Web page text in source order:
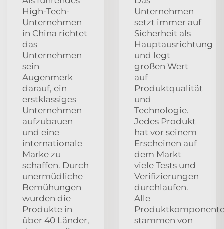
High-Tech-
Unternehmen
in China richtet
das
Unternehmen
sein
Augenmerk
darauf, ein
erstklassiges
Unternehmen
aufzubauen
und eine
internationale
Marke zu
schaffen. Durch
unermüdliche
Bemühungen
wurden die
Produkte in
über 40 Länder,
Unternehmen
setzt immer auf
Sicherheit als
Hauptausrichtung
und legt
großen Wert
auf
Produktqualität
und
Technologie.
Jedes Produkt
hat vor seinem
Erscheinen auf
dem Markt
viele Tests und
Verifizierungen
durchlaufen.
Alle
stammen von